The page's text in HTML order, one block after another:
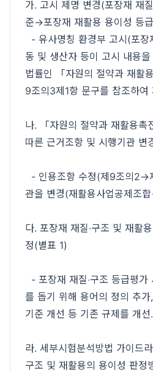
가. 고시 제명 변경(포장재 재
준→포장재 재활용 용이성 등
- 유사명칭 환경부 고시(포장
동 및 생산자 등이 고시 내용
법률인 「자원의 절약과 재활
9조의3제1항 문구를 참조하여
나. 「자원의 절약과 재활용촉
따른 근거조항 및 시행기관 변
- 인용조항 수정(제9조의2→
관을 변경(재활용사업공제조
다. 포장재 재질‧구조 및 재활
정(별표 1)
- 포장재 재질‧구조 등급평가
를 돕기 위해 용어의 정의 추
기준 개선 등 기존 규제를 개선
라. 세부시험분석방법 가이드
구조 및 재활용의 용이성 판정